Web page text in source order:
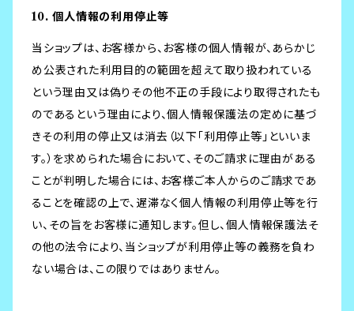
10. 個人情報の利用停止等
当ショップは、お客様から、お客様の個人情報が、あらかじ
め公表された利用目的の範囲を超えて取り扱われている
という理由又は偽りその他不正の手段により取得されたも
のであるという理由により、個人情報保護法の定めに基づ
きその利用の停止又は消去（以下「利用停止等」といいま
す。）を求められた場合において、そのご請求に理由がある
ことが判明した場合には、お客様ご本人からのご請求であ
ることを確認の上で、遅滞なく個人情報の利用停止等を行
い、その旨をお客様に通知します。但し、個人情報保護法そ
の他の法令により、当ショップが利用停止等の義務を負わ
ない場合は、この限りではありません。